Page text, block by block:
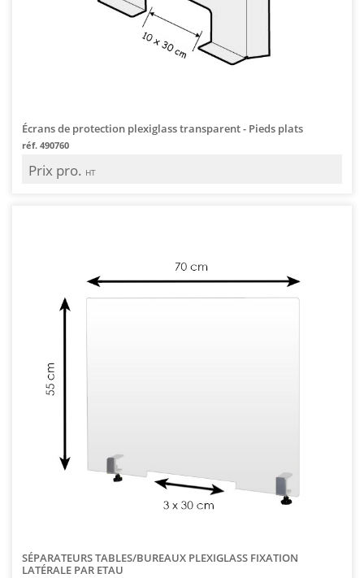
Écrans de protection plexiglass transparent - Pieds plats
réf. 490760
Prix pro. HT
SÉPARATEURS TABLES/BUREAUX PLEXIGLASS FIXATION
LATÉRALE PAR ETAU